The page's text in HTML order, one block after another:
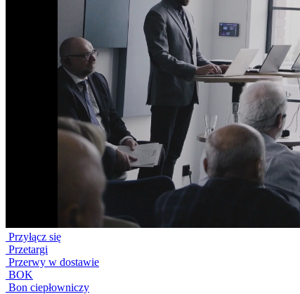
Przyłącz się
Przetargi
Przerwy w dostawie
BOK
Bon ciepłowniczy